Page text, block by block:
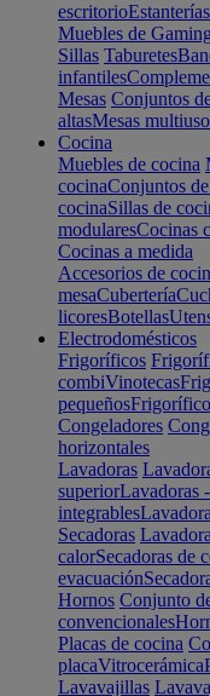
escritorioEstanterías
Muebles de Gaming
Sillas Taburetes
infantiles
Mesas Conjuntos
altasMesas
Cocina
Muebles de cocina
cocinaConjuntos
cocinaSillas de
modularesCocinas
Cocinas a medida
Accesorios de
mesaCubertería
licoresBotellas
Electrodomésticos
Frigoríficos
combiVinotecas
pequeños
Congeladores
horizontales
Lavadoras
superiorLavadoras
integrables
Secadoras
calorSecadoras de
evacuación
Hornos Conjunto
convencionales
Placas de cocina
placaVitrocerámica
Lavavajillas